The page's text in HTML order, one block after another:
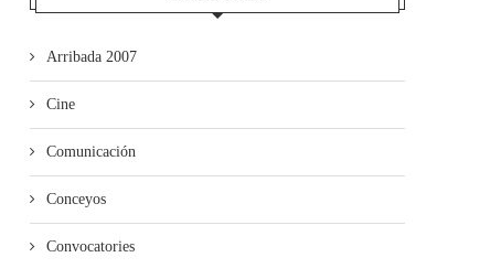
Mieres pon en marcha’l programa
Arribada 2007
Cine
Comunicación
Conceyos
Convocatories